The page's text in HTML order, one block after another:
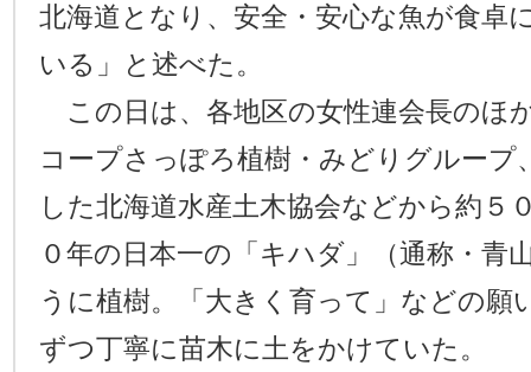
北海道となり、安全・安心な魚が食卓
いる」と述べた。
この日は、各地区の女性連会長のほ
コープさっぽろ植樹・みどりグループ
した北海道水産土木協会などから約５
０年の日本一の「キハダ」（通称・青
うに植樹。「大きく育って」などの願
ずつ丁寧に苗木に土をかけていた。